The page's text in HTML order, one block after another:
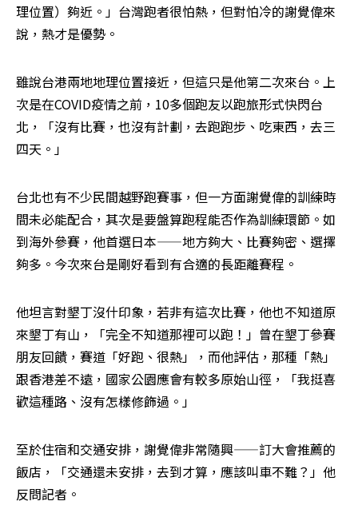
理位置）夠近。」台灣跑者很怕熱，但對怕冷的謝覺偉來
說，熱才是優勢。
雖說台港兩地地理位置接近，但這只是他第二次來台。上
次是在COVID疫情之前，10多個跑友以跑旅形式快閃台
北，「沒有比賽，也沒有計劃，去跑跑步、吃東西，去三
四天。」
台北也有不少民間越野跑賽事，但一方面謝覺偉的訓練時
間未必能配合，其次是要盤算跑程能否作為訓練環節。如
到海外參賽，他首選日本——地方夠大、比賽夠密、選擇
夠多。今次來台是剛好看到有合適的長距離賽程。
他坦言對墾丁沒什印象，若非有這次比賽，他也不知道原
來墾丁有山，「完全不知道那裡可以跑！」曾在墾丁參賽
朋友回饋，賽道「好跑、很熱」，而他評估，那種「熱」
跟香港差不遠，國家公園應會有較多原始山徑，「我挺喜
歡這種路、沒有怎樣修飾過。」
至於住宿和交通安排，謝覺偉非常隨興——訂大會推薦的
飯店，「交通還未安排，去到才算，應該叫車不難？」他
反問記者。